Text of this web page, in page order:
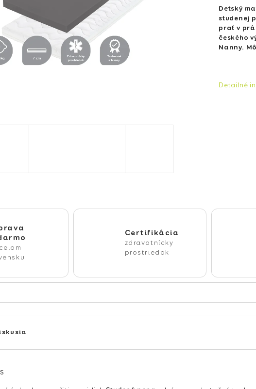
Detský
studenej
prať v
českého
Nanny.
Detailné
Certifikácia
zdravotnícky
prostriedok